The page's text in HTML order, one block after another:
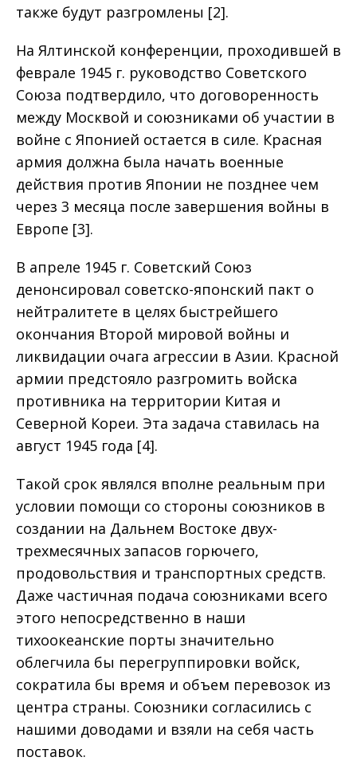
также будут разгромлены [2].
На Ялтинской конференции, проходившей в
феврале 1945 г. руководство Советского
Союза подтвердило, что договоренность
между Москвой и союзниками об участии в
войне с Японией остается в силе. Красная
армия должна была начать военные
действия против Японии не позднее чем
через 3 месяца после завершения войны в
Европе [3].
В апреле 1945 г. Советский Союз
денонсировал советско-японский пакт о
нейтралитете в целях быстрейшего
окончания Второй мировой войны и
ликвидации очага агрессии в Азии. Красной
армии предстояло разгромить войска
противника на территории Китая и
Северной Кореи. Эта задача ставилась на
август 1945 года [4].
Такой срок являлся вполне реальным при
условии помощи со стороны союзников в
создании на Дальнем Востоке двух-
трехмесячных запасов горючего,
продовольствия и транспортных средств.
Даже частичная подача союзниками всего
этого непосредственно в наши
тихоокеанские порты значительно
облегчила бы перегруппировки войск,
сократила бы время и объем перевозок из
центра страны. Союзники согласились с
нашими доводами и взяли на себя часть
поставок.